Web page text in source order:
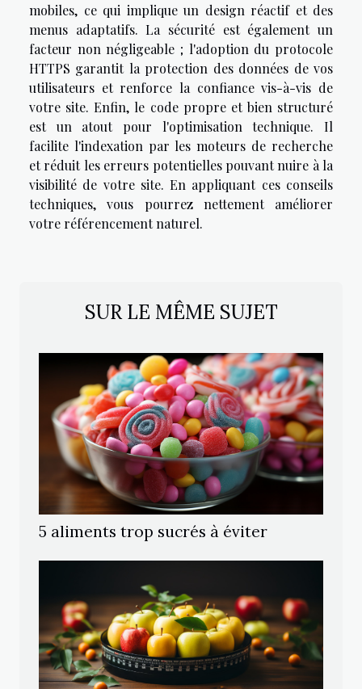
mobiles, ce qui implique un design réactif et des
menus adaptatifs. La sécurité est également un
facteur non négligeable ; l'adoption du protocole
HTTPS garantit la protection des données de vos
utilisateurs et renforce la confiance vis-à-vis de
votre site. Enfin, le code propre et bien structuré
est un atout pour l'optimisation technique. Il
facilite l'indexation par les moteurs de recherche
et réduit les erreurs potentielles pouvant nuire à la
visibilité de votre site. En appliquant ces conseils
techniques, vous pourrez nettement améliorer
votre référencement naturel.
SUR LE MÊME SUJET
5 aliments trop sucrés à éviter